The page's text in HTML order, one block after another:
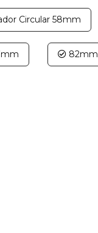
Circular 58mm
82mm